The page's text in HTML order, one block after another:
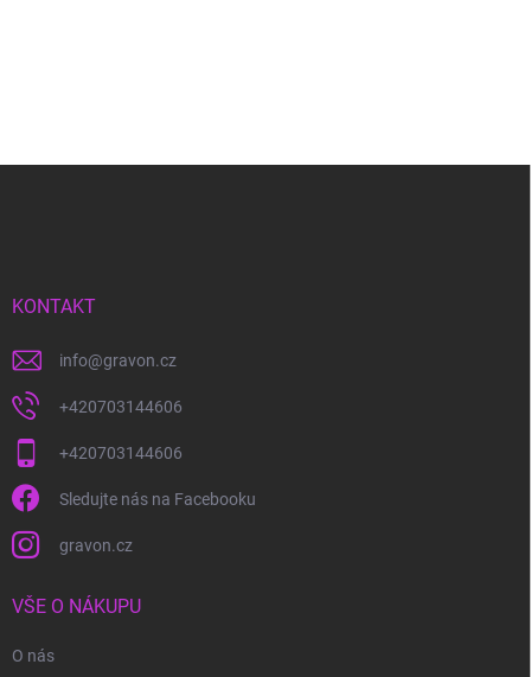
KONTAKT
info@gravon.cz
+420703144606
+420703144606
Sledujte nás na Facebooku
gravon.cz
VŠE O NÁKUPU
O nás